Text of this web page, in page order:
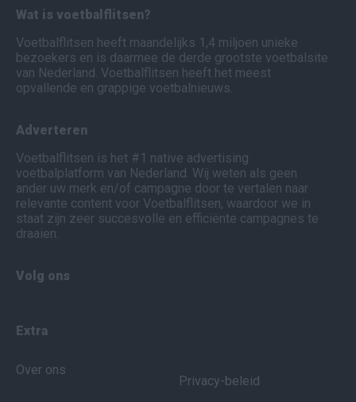
Wat is voetbalflitsen?
Voetbalflitsen heeft maandelijks 1,4 miljoen unieke
bezoekers en is daarmee de derde grootste voetbalsite
van Nederland. Voetbalflitsen heeft het meest
opvallende en grappige voetbalnieuws.
Adverteren
Voetbalflitsen is het #1 native advertising
voetbalplatform van Nederland. Wij weten als geen
ander uw merk en/of campagne door te vertalen naar
relevante content voor Voetbalflitsen, waardoor we in
staat zijn zeer succesvolle en efficiënte campagnes te
draaien.
Volg ons
Extra
Over ons
Privacy-beleid